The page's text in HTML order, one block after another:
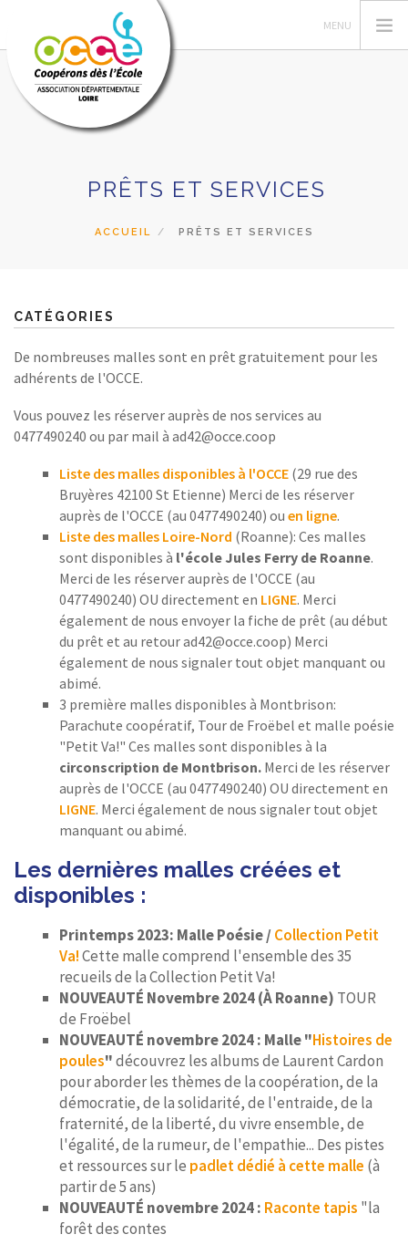
GERER SA COOPERATIVE
RECHERCHER
CONTACT
PRÊTS ET SERVICES
ACCUEIL PRÊTS ET SERVICES
CATÉGORIES
De nombreuses malles sont en prêt gratuitement pour les
adhérents de l'OCCE.
Vous pouvez les réserver auprès de nos services au
0477490240 ou par mail à ad42@occe.coop
Liste des malles disponibles à l'OCCE (29 rue des
Bruyères 42100 St Etienne) Merci de les réserver
auprès de l'OCCE (au 0477490240) ou en ligne.
Liste des malles Loire-Nord (Roanne): Ces malles
sont disponibles à l'école Jules Ferry de Roanne.
Merci de les réserver auprès de l'OCCE (au
0477490240) OU directement en LIGNE. Merci
également de nous envoyer la fiche de prêt (au début
du prêt et au retour ad42@occe.coop) Merci
également de nous signaler tout objet manquant ou
abimé.
3 première malles disponibles à Montbrison:
Parachute coopératif, Tour de Froëbel et malle poésie
"Petit Va!" Ces malles sont disponibles à la
circonscription de Montbrison. Merci de les réserver
auprès de l'OCCE (au 0477490240) OU directement en
LIGNE. Merci également de nous signaler tout objet
manquant ou abimé.
Les dernières malles créées et
disponibles :
Printemps 2023: Malle Poésie / Collection Petit
Va!Cette malle comprend l'ensemble des 35
recueils de la Collection Petit Va!
NOUVEAUTÉ Novembre 2024 (À Roanne) TOUR
de Froëbel
NOUVEAUTÉ novembre 2024 : Malle "Histoires de
poules"découvrez les albums de Laurent Cardon
pour aborder les thèmes de la coopération, de la
démocratie, de la solidarité, de l'entraide, de la
fraternité, de la liberté, du vivre ensemble, de
l'égalité, de la rumeur, de l'empathie... Des pistes
et ressources sur le padlet dédié à cette malle (à
partir de 5 ans)
NOUVEAUTÉ novembre 2024 : Raconte tapis "la
forêt des contes